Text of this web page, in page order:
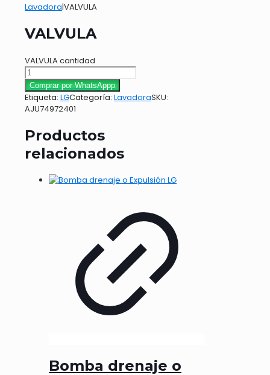
Lavadora|VALVULA
VALVULA
VALVULA cantidad
Comprar por WhatsAppp
Etiqueta: LGCategoría: LavadoraSKU:
AJU74972401
Productos
relacionados
Bomba drenaje o